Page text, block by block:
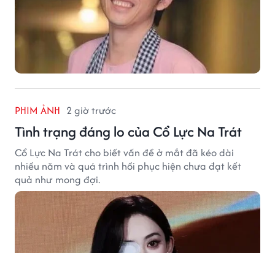
PHIM ẢNH 2 giờ trước
Tình trạng đáng lo của Cổ Lực Na Trát
Cổ Lực Na Trát cho biết vấn đề ở mắt đã kéo dài
nhiều năm và quá trình hồi phục hiện chưa đạt kết
quả như mong đợi.